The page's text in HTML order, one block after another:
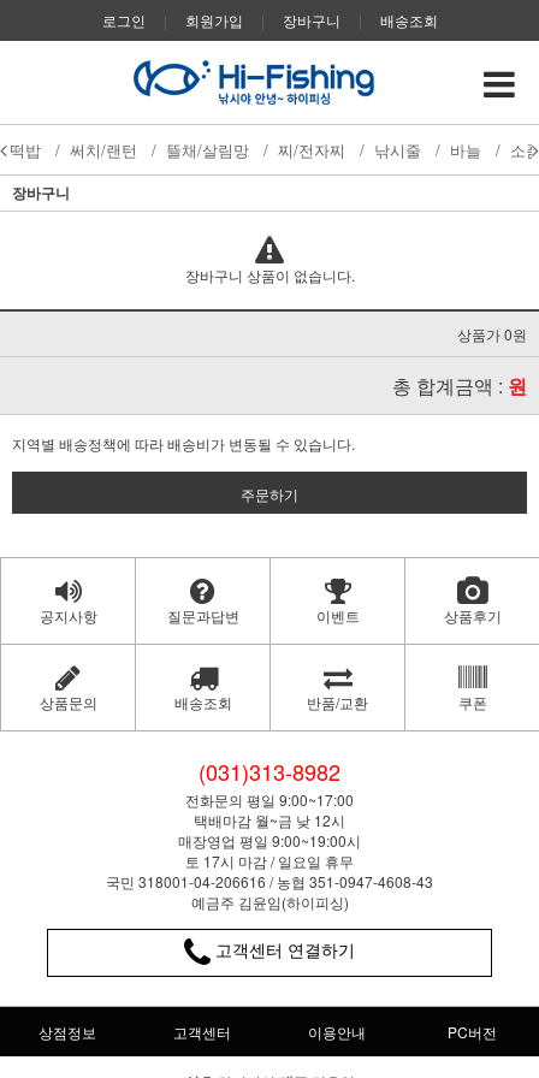
로그인 | 회원가입 | 장바구니 | 배송조회
떡밥 / 써치/랜턴 / 뜰채/살림망 / 찌/전자찌 / 낚시줄 / 바늘 / 소
장바구니
장바구니 상품이 없습니다.
상품가 0원
총 합계금액 : 원
지역별 배송정책에 따라 배송비가 변동될 수 있습니다.
주문하기
공지사항 질문과답변 이벤트 상품후기
상품문의 배송조회 반품/교환 쿠폰
(031)313-8982
전화문의 평일 9:00~17:00
택배마감 월~금 낮 12시
매장영업 평일 9:00~19:00시
토 17시 마감 / 일요일 휴무
국민 318001-04-206616 / 농협 351-0947-4608-43
예금주 김윤임(하이피싱)
고객센터 연결하기
상점정보 고객센터 이용안내 PC버전